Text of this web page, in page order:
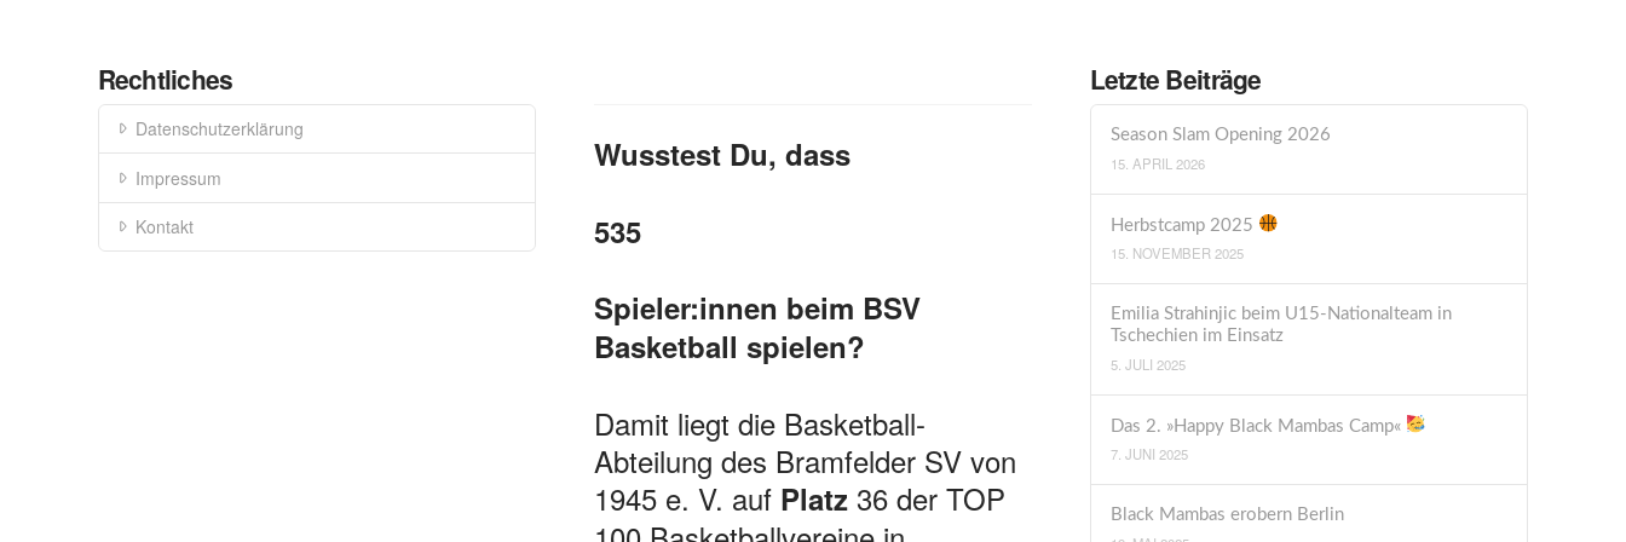
Rechtliches
Datenschutzerklärung
Impressum
Kontakt
Wusstest Du, dass
535
Spieler:innen beim BSV
Basketball spielen?
Damit liegt die Basketball-
Abteilung des Bramfelder SV von
1945 e. V. auf Platz 36 der TOP
Letzte Beiträge
Season Slam Opening 2026
15. APRIL 2026
Herbstcamp 2025
15. NOVEMBER 2025
Emilia Strahinjic beim U15-Nationalteam in
Tschechien im Einsatz
5. JULI 2025
Das 2. »Happy Black Mambas Camp«
7. JUNI 2025
Black Mambas erobern Berlin